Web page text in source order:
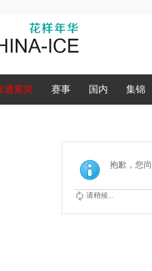
通索契 赛事 国内 集锦
抱歉，您
请稍候...